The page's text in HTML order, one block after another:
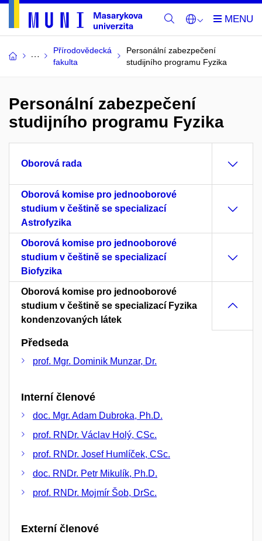
Přírodovědecká
fakulta
Personální zabezpečení
studijního programu Fyzika
Personální zabezpečení
studijního programu Fyzika
Oborová rada
Oborová komise pro jednooborové
studium v češtině se specializací
Astrofyzika
Oborová komise pro jednooborové
studium v češtině se specializací
Biofyzika
Oborová komise pro jednooborové
studium v češtině se specializací Fyzika
kondenzovaných látek
Předseda
prof. Mgr. Dominik Munzar, Dr.
Interní členové
doc. Mgr. Adam Dubroka, Ph.D.
prof. RNDr. Václav Holý, CSc.
prof. RNDr. Josef Humlíček, CSc.
doc. RNDr. Petr Mikulík, Ph.D.
prof. RNDr. Mojmír Šob, DrSc.
Externí členové